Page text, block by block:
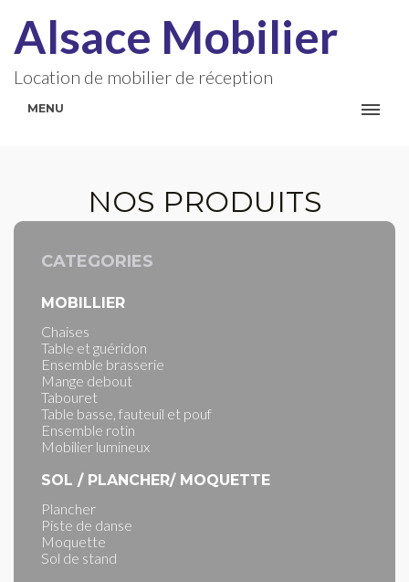
Alsace Mobilier
Location de mobilier de réception
MENU
NOS PRODUITS
CATEGORIES
MOBILLIER
Chaises
Table et guéridon
Ensemble brasserie
Mange debout
Tabouret
Table basse, fauteuil et pouf
Ensemble rotin
Mobilier lumineux
SOL / PLANCHER/ MOQUETTE
Plancher
Piste de danse
Moquette
Sol de stand